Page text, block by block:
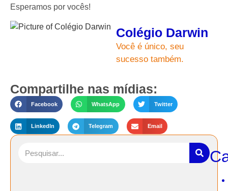
Esperamos por vocês!
Colégio Darwin
Você é único, seu
sucesso também.
Compartilhe nas mídias:
Facebook WhatsApp Twitter
LinkedIn Telegram Email